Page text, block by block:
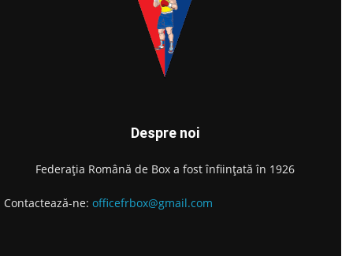
Despre noi
Federația Română de Box a fost înființată în 1926
Contactează-ne: officefrbox@gmail.com